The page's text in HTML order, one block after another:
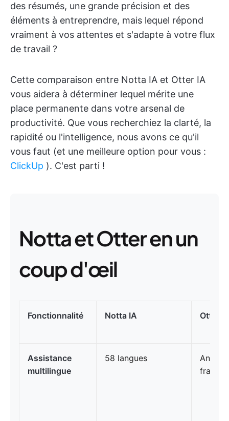
des résumés, une grande précision et des
éléments à entreprendre, mais lequel répond
vraiment à vos attentes et s'adapte à votre flux
de travail ?
Cette comparaison entre Notta IA et Otter IA
vous aidera à déterminer lequel mérite une
place permanente dans votre arsenal de
productivité. Que vous recherchiez la clarté, la
rapidité ou l'intelligence, nous avons ce qu'il
vous faut (et une meilleure option pour vous :
ClickUp ). C'est parti !
Notta et Otter en un
coup d'œil
Fonctionnalité Notta IA Otter
Assistance
multilingue
58 langues